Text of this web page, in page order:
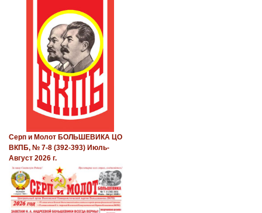
Серп и Молот БОЛЬШЕВИКА ЦО
ВКПБ, № 7-8 (392-393) Июль-
Август 2026 г.